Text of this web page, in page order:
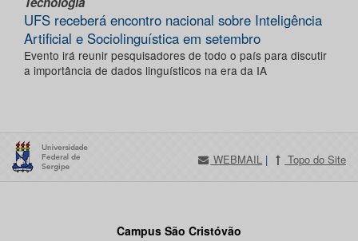
UFS receberá encontro nacional sobre Inteligência
Artificial e Sociolinguística em setembro
Evento irá reunir pesquisadores de todo o país para discutir
a importância de dados linguísticos na era da IA
WEBMAIL | Topo do Site
Campus São Cristóvão